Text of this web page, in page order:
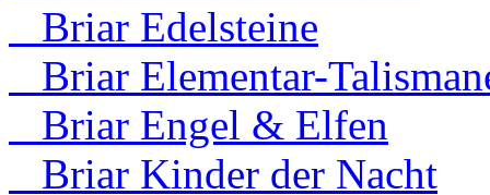
Briar Edelsteine
Briar Elementar-
Briar Engel & Elfen
Briar Kinder der Nacht